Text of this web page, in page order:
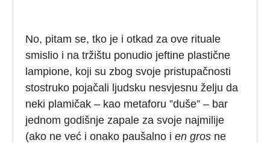
No, pitam se, tko je i otkad za ove rituale
smislio i na tržištu ponudio jeftine plastične
lampione, koji su zbog svoje pristupačnosti
stostruko pojačali ljudsku nesvjesnu želju da
neki plamičak – kao metaforu ”duše” – bar
jednom godišnje zapale za svoje najmilije
(ako ne već i onako paušalno ien gros ne